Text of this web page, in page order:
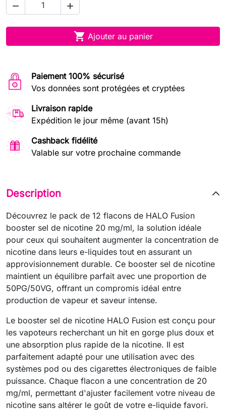
 
 Ajouter au panier
Paiement 100% sécurisé
Vos données sont protégées et cryptées
Livraison rapide
Expédition le jour même (avant 15h)
Cashback fidélité
Valable sur votre prochaine commande
Description
Découvrez le pack de 12 flacons de HALO Fusion
booster sel de nicotine 20 mg/ml, la solution idéale
pour ceux qui souhaitent augmenter la concentration de
nicotine dans leurs e-liquides tout en assurant un
approvisionnement durable. Ce booster sel de nicotine
maintient un équilibre parfait avec une proportion de
50PG/50VG, offrant un compromis idéal entre
production de vapeur et saveur intense.
Le booster sel de nicotine HALO Fusion est conçu pour
les vapoteurs recherchant un hit en gorge plus doux et
une absorption plus rapide de la nicotine. Il est
parfaitement adapté pour une utilisation avec des
systèmes pod ou des cigarettes électroniques de faible
puissance. Chaque flacon a une concentration de 20
mg/ml, permettant d'ajuster facilement votre niveau de
nicotine sans altérer le goût de votre e-liquide favori.